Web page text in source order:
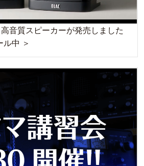
音質スピーカーが発売しました
ル中 ＞